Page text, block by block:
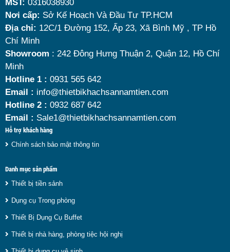
đâu là loại phù hợp nhất? Nên chọn nồi hâm buffet
dùng điện hay dùng cồn? Cùng tìm hiểu những tiêu
chí quan trọng giúp bạn chọn được mẫu
nóng thức ăn 9 lítchất lượng, bền đẹp và tối ưu chi
phí nhất hiện nay.
Nơi cấp: Sở Kế Hoạch Và Đầu Tư TP.HCM
Địa chỉ: 12C/1 Đường 152, Ấp 23, Xã Bình Mỹ , TP Hồ
Chí Minh
Showroom : 242 Đông Hưng Thuận 2, Quận 12, Hồ Chí
Minh
Hotline 1 : 0931 565 642
Email : info@thietbikhachsannamtien.com
Hotline 2 : 0932 687 642
Email : Sale1@thietbikhachsannamtien.com
Hỗ trợ khách hàng
Chính sách bảo mật thông tin
Danh mục sản phẩm
Thiết bị tiền sảnh
Dụng cụ Trong phòng
Thiết Bị Dụng Cụ Buffet
Thiết bị nhà hàng, phòng tiệc hội nghị